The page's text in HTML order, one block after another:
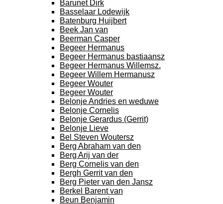
Barunet Dirk
Basselaar Lodewijk
Batenburg Huijbert
Beek Jan van
Beerman Casper
Begeer Hermanus
Begeer Hermanus bastiaansz
Begeer Hermanus Willemsz.
Begeer Willem Hermanusz
Begeer Wouter
Begeer Wouter
Belonje Andries en weduwe
Belonje Cornelis
Belonje Gerardus (Gerrit)
Belonje Lieve
Bel Steven Woutersz
Berg Abraham van den
Berg Arij van der
Berg Cornelis van den
Bergh Gerrit van den
Berg Pieter van den Jansz
Berkel Barent van
Beun Benjamin